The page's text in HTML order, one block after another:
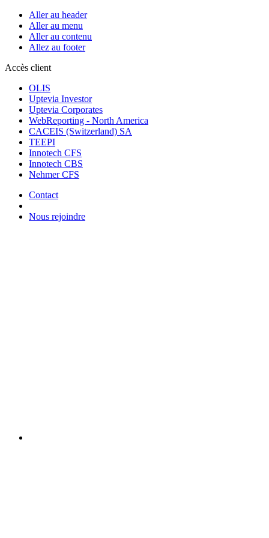
Aller au header
Aller au menu
Aller au contenu
Allez au footer
Accès client
OLIS
Uptevia Investor
Uptevia Corporates
WebReporting - North America
CACEIS (Switzerland) SA
TEEPI
Innotech CFS
Innotech CBS
Nehmer CFS
Contact
Nous rejoindre